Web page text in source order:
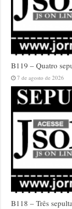
B119 – Quatro
7 de agosto de 2026
B118 – Três